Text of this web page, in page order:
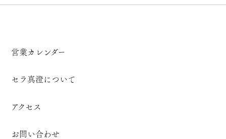
営業カレンダー
セラ真澄について
アクセス
お問い合わせ